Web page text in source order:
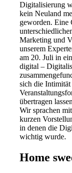
Digitalisierung
kein Neuland
geworden. Eine
Marketing und
unserem
am 20. Juli in
digital –
sich die Intimität
übertragen
Wir sprachen
kurzen
in denen die
wichtig wurde.
Home